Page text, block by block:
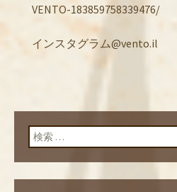
VENTO-183859758339476/
インスタグラム@vento.il
検索: